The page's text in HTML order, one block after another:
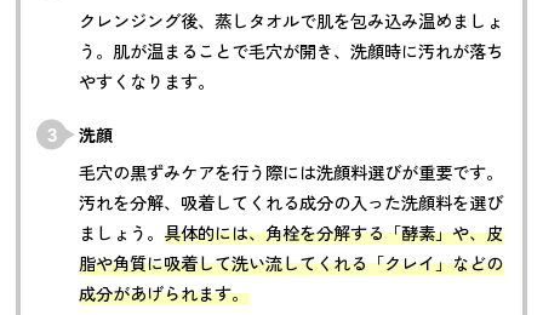
クレンジング後、蒸しタオルで肌を包み込み温めましょ
う。肌が温まることで毛穴が開き、洗顔時に汚れが落ち
やすくなります。
洗顔
毛穴の黒ずみケアを行う際には洗顔料選びが重要です。
汚れを分解、吸着してくれる成分の入った洗顔料を選び
ましょう。具体的には、角栓を分解する「酵素」や、皮
脂や角質に吸着して洗い流してくれる「クレイ」などの
成分があげられます。